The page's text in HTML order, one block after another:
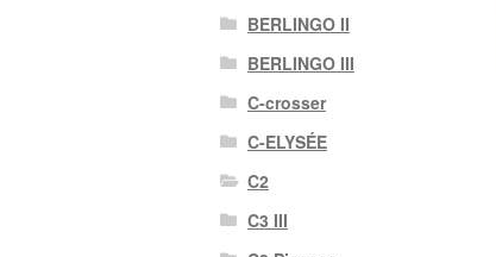
BERLINGO II
BERLINGO III
C-crosser
C-ELYSÉE
C2
C3 III